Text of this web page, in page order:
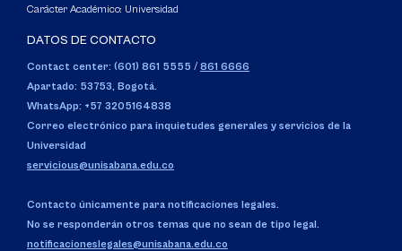
Carácter Académico: Universidad
DATOS DE CONTACTO
Contact center: (601) 861 5555 / 861 6666
Apartado: 53753, Bogotá.
WhatsApp: +57 3205164838
Correo electrónico para inquietudes generales y servicios de la
Universidad
servicious@unisabana.edu.co
Contacto únicamente para notificaciones legales.
No se responderán otros temas que no sean de tipo legal.
notificacioneslegales@unisabana.edu.co